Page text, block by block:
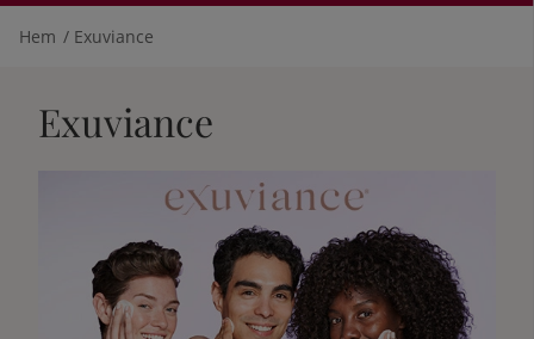
Hem Exuviance
Exuviance